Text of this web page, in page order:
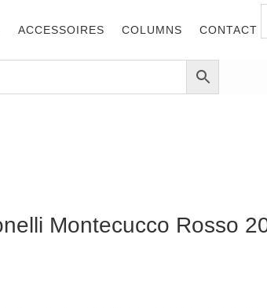
ACCESSOIRES COLUMNS CONTACT
Montecucco Rosso